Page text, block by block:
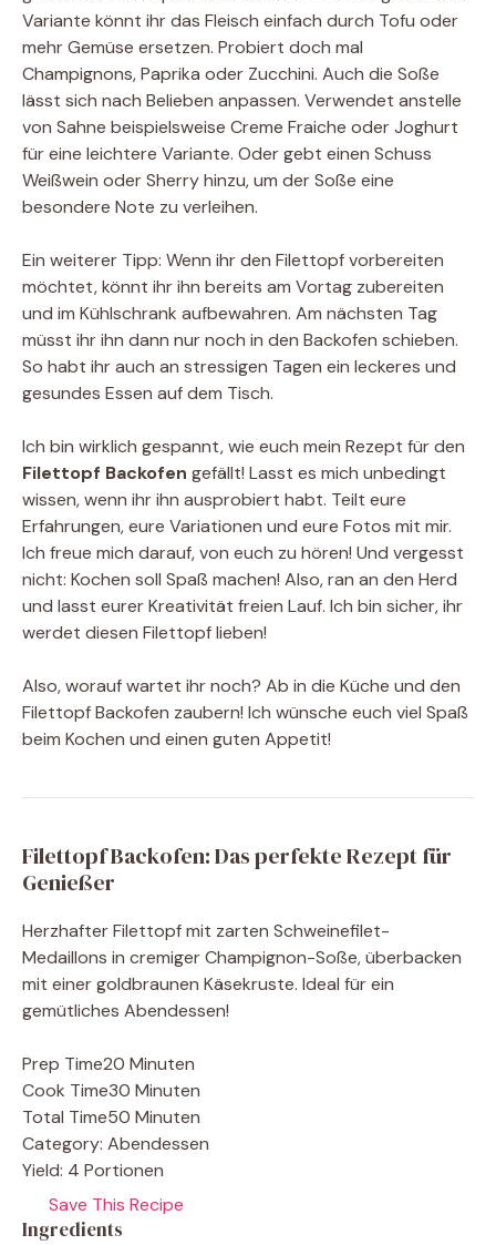
Variante könnt ihr das Fleisch einfach durch Tofu oder
mehr Gemüse ersetzen. Probiert doch mal
Champignons, Paprika oder Zucchini. Auch die Soße
lässt sich nach Belieben anpassen. Verwendet anstelle
von Sahne beispielsweise Creme Fraiche oder Joghurt
für eine leichtere Variante. Oder gebt einen Schuss
Weißwein oder Sherry hinzu, um der Soße eine
besondere Note zu verleihen.
Ein weiterer Tipp: Wenn ihr den Filettopf vorbereiten
möchtet, könnt ihr ihn bereits am Vortag zubereiten
und im Kühlschrank aufbewahren. Am nächsten Tag
müsst ihr ihn dann nur noch in den Backofen schieben.
So habt ihr auch an stressigen Tagen ein leckeres und
gesundes Essen auf dem Tisch.
Ich bin wirklich gespannt, wie euch mein Rezept für den
Filettopf Backofen gefällt! Lasst es mich unbedingt
wissen, wenn ihr ihn ausprobiert habt. Teilt eure
Erfahrungen, eure Variationen und eure Fotos mit mir.
Ich freue mich darauf, von euch zu hören! Und vergesst
nicht: Kochen soll Spaß machen! Also, ran an den Herd
und lasst eurer Kreativität freien Lauf. Ich bin sicher, ihr
werdet diesen Filettopf lieben!
Also, worauf wartet ihr noch? Ab in die Küche und den
Filettopf Backofen zaubern! Ich wünsche euch viel Spaß
beim Kochen und einen guten Appetit!
Filettopf Backofen: Das perfekte Rezept für
Genießer
Herzhafter Filettopf mit zarten Schweinefilet-
Medaillons in cremiger Champignon-Soße, überbacken
mit einer goldbraunen Käsekruste. Ideal für ein
gemütliches Abendessen!
Prep Time20 Minuten
Cook Time30 Minuten
Total Time50 Minuten
Category: Abendessen
Yield: 4 Portionen
Save This Recipe
Ingredients